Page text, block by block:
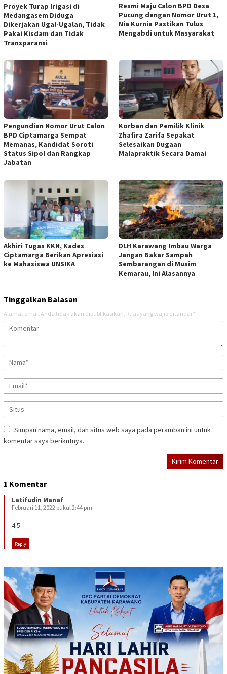
Proyek Turap Irigasi di
Medangasem Diduga
Dikerjakan Ugal-Ugalan, Tidak
Pakai Kisdam dan Tidak
Transparansi
Resmi Maju Calon BPD Desa
Pucung dengan Nomor Urut 1,
Nia Kurnia Pastikan Tulus
Mengabdi untuk Masyarakat
Pengundian Nomor Urut Calon
BPD Ciptamarga Sempat
Memanas, Kandidat Soroti
Status Sipol dan Rangkap
Jabatan
Korban dan Pemilik Klinik
Zhafira Zarifa Sepakat
Selesaikan Dugaan
Malapraktik Secara Damai
Akhiri Tugas KKN, Kades
Ciptamarga Berikan Apresiasi
ke Mahasiswa UNSIKA
DLH Karawang Imbau Warga
Jangan Bakar Sampah
Sembarangan di Musim
Kemarau, Ini Alasannya
Tinggalkan Balasan
Alamat email Anda tidak akan dipublikasikan. Ruas yang wajib ditandai *
Simpan nama, email, dan situs web saya pada peramban ini untuk
komentar saya berikutnya.
1 Komentar
Latifudin Manaf
Februari 11, 2022 pukul 2:44 pm
4.5
Reply